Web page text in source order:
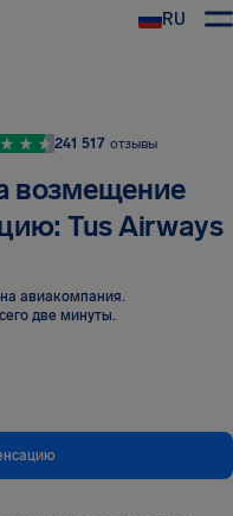
RU
241 517 отзывы
возмещение
Tus Airways
авиакомпания.
две минуты.